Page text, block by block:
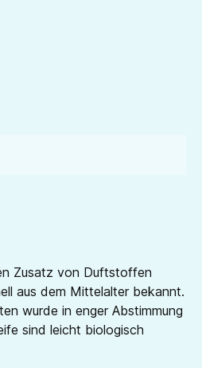
Zusatz von Duftstoffen
aus dem Mittelalter bekannt.
wurde in enger Abstimmung
sind leicht biologisch